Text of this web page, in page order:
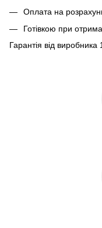
Оплата на
Готівкою при
Гарантія від виробника